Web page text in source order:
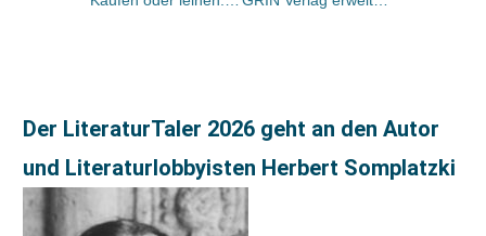
Der LiteraturTaler 2026 geht an den Autor
und Literaturlobbyisten Herbert Somplatzki